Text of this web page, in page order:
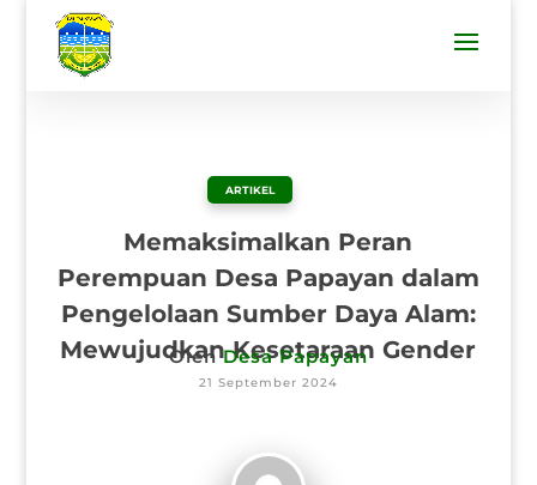
ARTIKEL
Memaksimalkan Peran
Perempuan Desa Papayan dalam
Pengelolaan Sumber Daya Alam:
Mewujudkan Kesetaraan Gender
OlehDesa Papayan
21 September 2024